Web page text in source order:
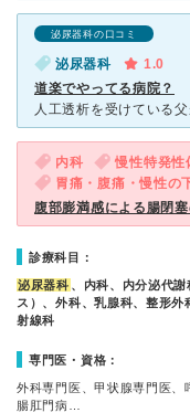
泌尿器科の口コミ
泌尿器科
1.0
道楽でやってる病院？
内科
慢性特発性
胃痛・腹痛・慢性の
腹部膨満感による腸閉
診療科目：
泌尿器科 、内科、内分泌代
ス）、外科、乳腺科、整形
射線科
専門医・資格：
外科専門医、甲状腺専門医
腸肛門病…